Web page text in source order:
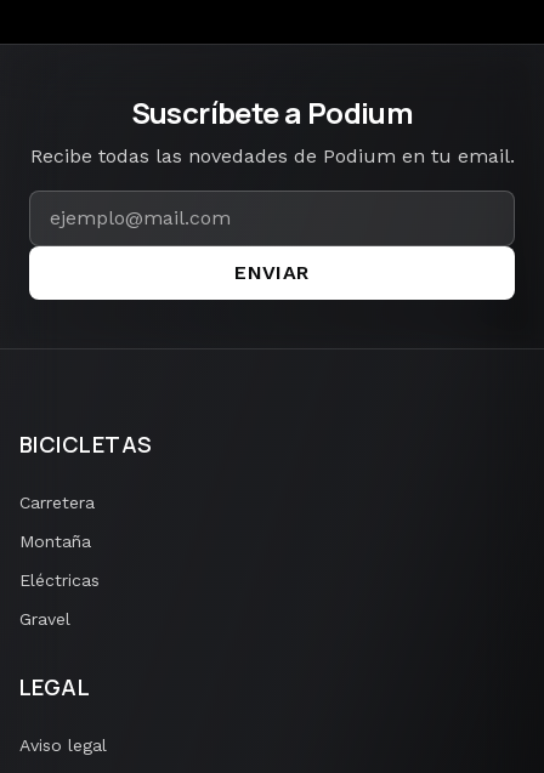
Suscríbete a Podium
Recibe todas las novedades de Podium en tu email.
ENVIAR
BICICLETAS
Carretera
Montaña
Eléctricas
Gravel
LEGAL
Aviso legal